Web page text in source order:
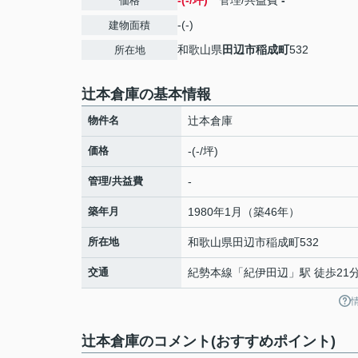
建物面積 -(-)
所在地 和歌山県田辺市稲成町532
辻本倉庫の基本情報
物件名 辻本倉庫
価格 -(-/坪)
管理/共益費 -
築年月 1980年1月（築46年）
所在地 和歌山県田辺市稲成町532
交通 紀勢本線 「紀伊田辺 」駅 徒歩21
辻本倉庫のコメント(おすすめポイント)